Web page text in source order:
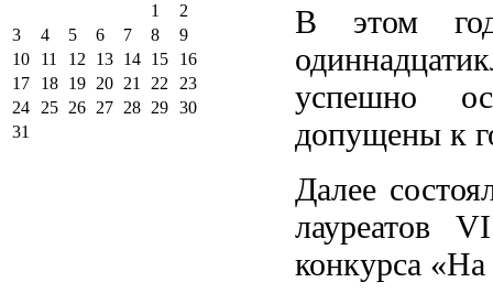
1
2
3
4 5 6 7 8
9
10
11 12 13 14 15
16
17
18 19 20 21 22 23
24 25 26 27 28 29 30
31
В этом
успешно
допущены к
Далее
лауреатов
конкурса